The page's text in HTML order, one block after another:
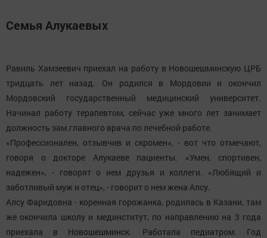
Семья Алукаевых
Равиль Хамзеевич приехал на работу в Новошешминскую ЦРБ
тридцать лет назад. Он родился в Мордовии и окончил
Мордовский государственный медицинский университет.
Начинал работу терапевтом, сейчас уже много лет занимает
должность зам.главного врача по лечебной работе.
«Профессионален, отзывчив и скромен», - вот что отмечают,
говоря о докторе Алукаеве пациенты. «Умен, спортивен,
надежен», - говорят о нем друзья и коллеги. «Любящий и
заботливый муж и отец», - говорит о нем жена Алсу.
Алсу Фаридовна - коренная горожанка, родилась в Казани, там
же окончила школу и мединститут, по направлению на 3 года
приехала в Новошешминск. Работала педиатром. Год